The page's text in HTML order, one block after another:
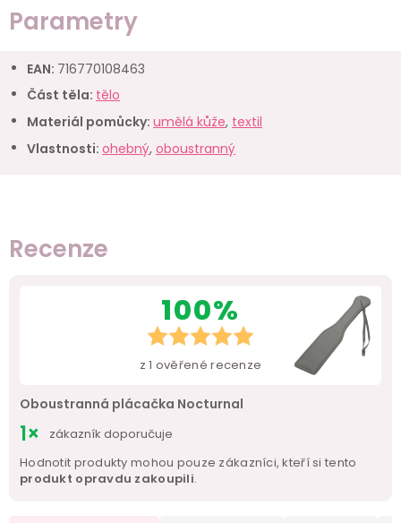
Parametry
EAN: 716770108463
Část těla: tělo
Materiál pomůcky: umělá kůže, textil
Vlastnosti: ohebný, oboustranný
Recenze
100%
z1 ověřené recenze
Oboustranná plácačka Nocturnal
1×
zákazník doporučuje
Hodnotit produkty mohou pouze zákazníci, kteří si tento
produkt opravdu zakoupili.